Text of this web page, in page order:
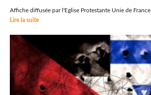
Affiche diffusée par l'Eglise Protestante Unie de France
Lire la suite